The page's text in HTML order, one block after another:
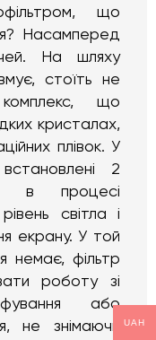
що
Насамперед
На шляху
стоїть не
що
кристалах,
плівок. У
2
в процесі
світла і
екрану. У той
немає, фільтр
роботу зі
або
не знімаючи
UAH